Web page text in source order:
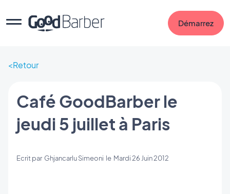
Démarrez
Retour
Café GoodBarber le
jeudi 5 juillet à Paris
Ecrit par Ghjancarlu Simeoni le Mardi 26 Juin 2012